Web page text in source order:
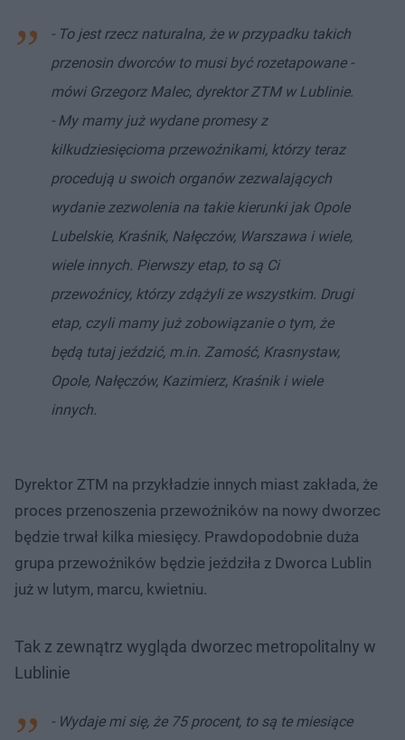
- To jest rzecz naturalna, że w przypadku takich
przenosin dworców to musi być rozetapowane -
mówi Grzegorz Malec, dyrektor ZTM w Lublinie.
- My mamy już wydane promesy z
kilkudziesięcioma przewoźnikami, którzy teraz
procedują u swoich organów zezwalających
wydanie zezwolenia na takie kierunki jak Opole
Lubelskie, Kraśnik, Nałęczów, Warszawa i wiele,
wiele innych. Pierwszy etap, to są Ci
przewoźnicy, którzy zdążyli ze wszystkim. Drugi
etap, czyli mamy już zobowiązanie o tym, że
będą tutaj jeździć, m.in. Zamość, Krasnystaw,
Opole, Nałęczów, Kazimierz, Kraśnik i wiele
innych.
Dyrektor ZTM na przykładzie innych miast zakłada, że
proces przenoszenia przewoźników na nowy dworzec
będzie trwał kilka miesięcy. Prawdopodobnie duża
grupa przewoźników będzie jeździła z Dworca Lublin
już w lutym, marcu, kwietniu.
Tak z zewnątrz wygląda dworzec metropolitalny w
Lublinie
- Wydaje mi się, że 75 procent, to są te miesiące